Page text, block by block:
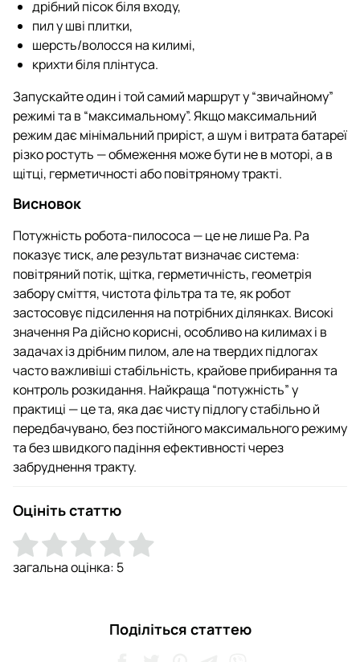
дрібний пісок біля входу,
пил у шві плитки,
шерсть/волосся на килимі,
крихти біля плінтуса.
Запускайте один і той самий маршрут у “звичайному”
режимі та в “максимальному”. Якщо максимальний
режим дає мінімальний приріст, а шум і витрата батареї
різко ростуть — обмеження може бути не в моторі, а в
щітці, герметичності або повітряному тракті.
Висновок
Потужність робота-пилососа — це не лише Pa. Pa
показує тиск, але результат визначає система:
повітряний потік, щітка, герметичність, геометрія
забору сміття, чистота фільтра та те, як робот
застосовує підсилення на потрібних ділянках. Високі
значення Pa дійсно корисні, особливо на килимах і в
задачах із дрібним пилом, але на твердих підлогах
часто важливіші стабільність, крайове прибирання та
контроль розкидання. Найкраща “потужність” у
практиці — це та, яка дає чисту підлогу стабільно й
передбачувано, без постійного максимального режиму
та без швидкого падіння ефективності через
забруднення тракту.
Оцініть статтю
загальна оцінка: 5
Поділіться статтею